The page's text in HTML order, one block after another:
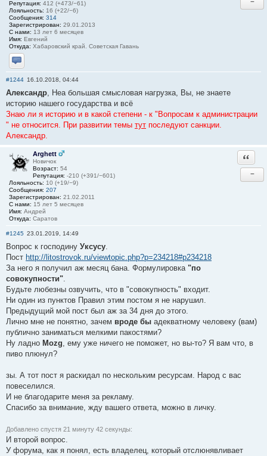
Репутация: 412 (+473/−61)
Лояльность: 16 (+22/−6)
Сообщения: 314
Зарегистрирован: 29.01.2013
С нами: 13 лет 6 месяцев
Имя: Евгений
Откуда: Хабаровский край. Советская Гавань
Отправить личное сообщение
#1244 16.10.2018, 04:44
Александр, Неа большая смысловая нагрузка, Вы, не знаете
историю нашего государства и всё
Знаю ли я историю и в какой степени - к "Вопросам к администрации
" не относится. При развитии темы тут последуют санкции.
Александр.
Arghett
Новичок
Возраст: 54
Репутация: -210 (+391/−601)
Лояльность: 10 (+19/−9)
Сообщения: 207
Зарегистрирован: 21.02.2011
С нами: 15 лет 5 месяцев
Имя: Андрей
Откуда: Саратов
−
#1245 23.01.2019, 14:49
Вопрос к господину Уксусу.
Пост http://litostrovok.ru/viewtopic.php?p=234218#p234218
За него я получил аж месяц бана. Формулировка "по
совокупности".
Будьте любезны озвучить, что в "совокупность" входит.
Ни один из пунктов Правил этим постом я не нарушил.
Предыдущий мой пост был аж за 34 дня до этого.
Лично мне не понятно, зачем вроде бы адекватному человеку (вам)
публично заниматься мелкими пакостями?
Ну ладно Mozg, ему уже ничего не поможет, но вы-то? Я вам что, в
пиво плюнул?
зы. А тот пост я раскидал по нескольким ресурсам. Народ с вас
повеселился.
И не благодарите меня за рекламу.
Спасибо за внимание, жду вашего ответа, можно в личку.
Добавлено спустя 21 минуту 42 секунды:
И второй вопрос.
У форума, как я понял, есть владелец, который отслюнявливает